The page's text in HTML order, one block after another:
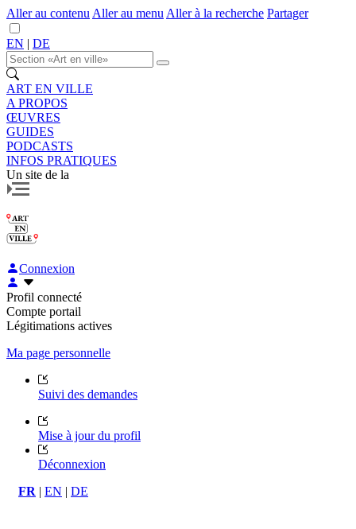
Aller au contenu Aller au menu Aller à la recherche Partager
EN | DE
ART EN VILLE
A PROPOS
ŒUVRES
GUIDES
PODCASTS
INFOS PRATIQUES
Un site de la
Connexion
Profil connecté
Compte portail
Légitimations actives
Ma page personnelle
Suivi des demandes
Mise à jour du profil
Déconnexion
FR | EN | DE